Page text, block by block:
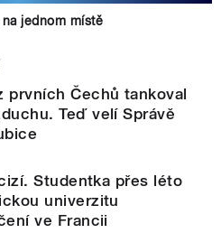
jednom místě
prvních Čechů tankoval
Teď velí Správě
Studentka přes léto
univerzitu
ve Francii